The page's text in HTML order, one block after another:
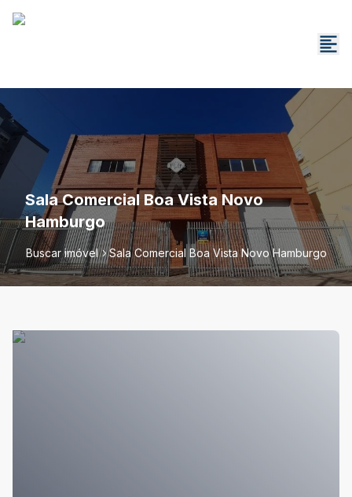
Sala Comercial Boa Vista Novo
Hamburgo
Buscar imóvel Sala Comercial Boa Vista Novo Hamburgo